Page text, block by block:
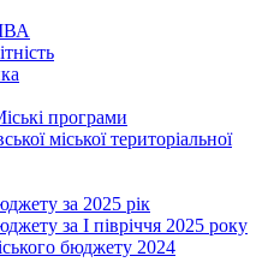
програми
міської територіальної
за 2025 рік
за І півріччя 2025 року
бюджету 2024